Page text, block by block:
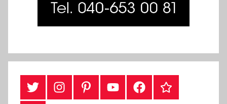
#TwitterInstagramPinterestYouTubeFacebookTikTok